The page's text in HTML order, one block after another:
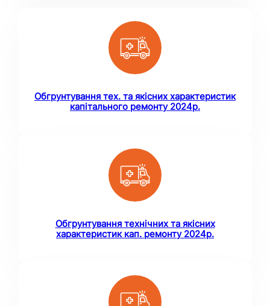
Обгрунтування тех. та якісних характеристик
капітального ремонту 2024р.
Обгрунтування технічних та якісних
характеристик кап. ремонту 2024р.